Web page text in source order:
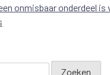
onmisbaar onderdeel is